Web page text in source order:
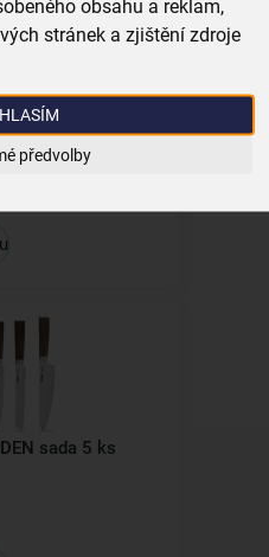
obsahu a reklam,
stránek a zjištění zdroje
předvolby
s keram. čepelí
sada 5 ks